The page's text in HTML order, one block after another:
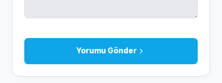
Yorumu Gönder